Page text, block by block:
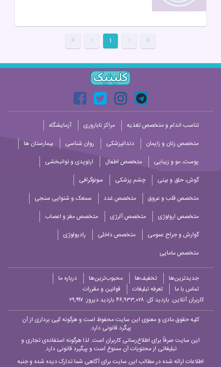
۱
تناسب اندام و متخصص تغذیه مراکز ناباروری
آزمایشگاه
متخصص زنان و زایمان
دندانپزشکی روان شناسی
بیمارستان ها
پوست، مو و زیبایی
متخصص اطفال
ارتوپدی و توانبخشی
گوش، حلق و بینی
چشم پزشکی
سونوگرافی
متخصص قلب و عروق
متخصص غدد
سمعک و شنوایی سنجی
متخصص ارولوژی
متخصص آلرژی
متخصص مغز و اعصاب
گوارش و جراح عمومی
متخصص داخلی
رادیولوژی
متخصص مامایی
جدیدترین‌ها تخفیف‌ها محبوب‌ترین‌ها
درباره ما
تماس با ما
تعرفه تبلیغات
قوانین و مقررات
کاربران آنلاین: بازدید کل: ۴۶,۹۳۳,۰۲۸
بازدید دیروز: ۲۹,۹۹۷
کلیه حقوق مادی و معنوی این سایت محفوظ است و هرگونه کپی برداری از آن
پیگرد قانونی دارد.
این سایت صرفاً برای اطلاع‌رسانی کاربران است. لذا هرگونه استفاده‌ی تجاری و
تبلیغاتی از محتویات آن ممنوع است و پیگیرد قانونی دارد.
اطلاعات ارائه شده در مطالب این سایت برای آگاهی شما تدارک دیده شده و جنبه